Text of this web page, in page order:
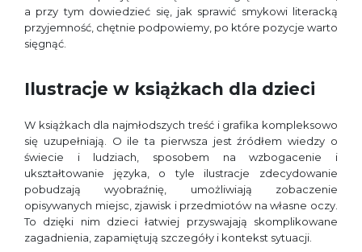
a przy tym dowiedzieć się, jak sprawić smykowi literacką
przyjemność, chętnie podpowiemy, po które pozycje warto
sięgnąć.
Ilustracje w książkach dla dzieci
W książkach dla najmłodszych treść i grafika kompleksowo
się uzupełniają. O ile ta pierwsza jest źródłem wiedzy o
świecie i ludziach, sposobem na wzbogacenie i
ukształtowanie języka, o tyle ilustracje zdecydowanie
pobudzają wyobraźnię, umożliwiają zobaczenie
opisywanych miejsc, zjawisk i przedmiotów na własne oczy.
To dzięki nim dzieci łatwiej przyswajają skomplikowane
zagadnienia, zapamiętują szczegóły i kontekst sytuacji.